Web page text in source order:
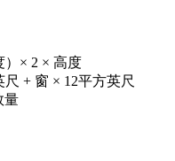
）× 2 × 高度
+ 窗 × 12平方英尺
量